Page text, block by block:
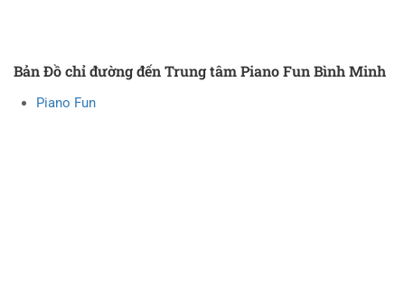
Bản Đồ chỉ đường đến Trung tâm Piano Fun Bình Minh
Piano Fun